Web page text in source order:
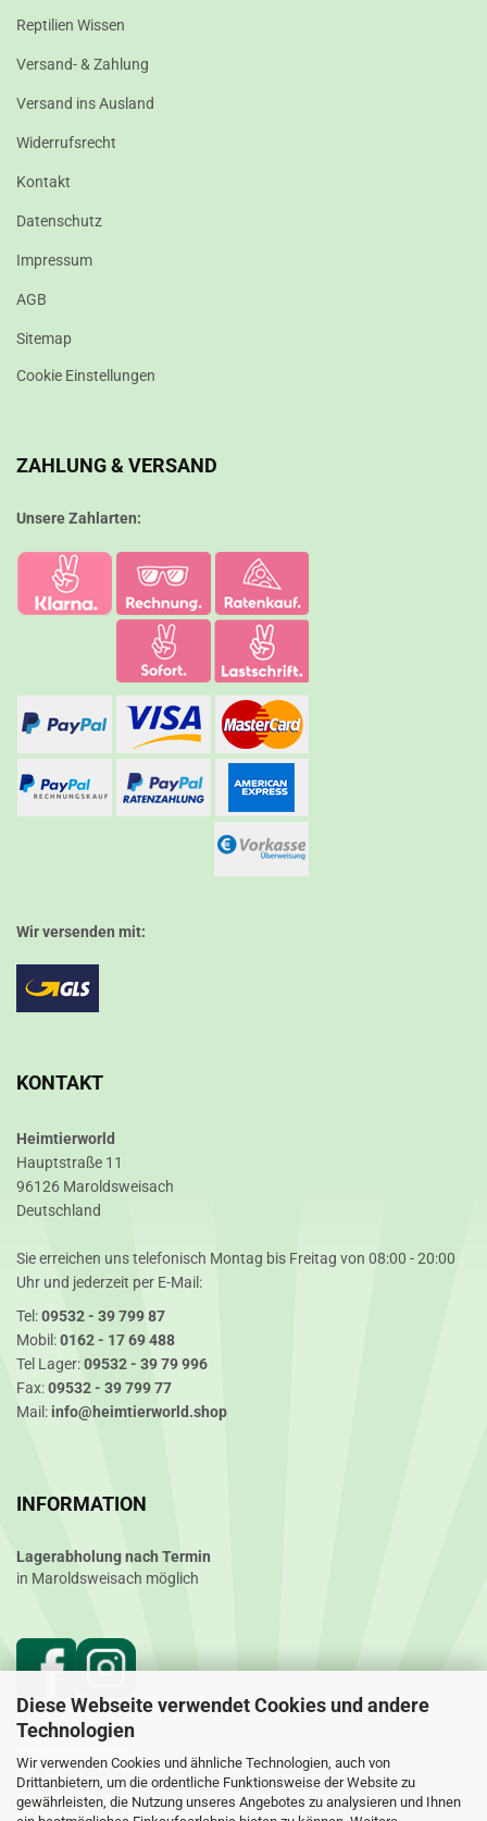
Diese Webseite verwendet Cookies und andere
Technologien
Wir verwenden Cookies und ähnliche Technologien, auch von
Drittanbietern, um die ordentliche Funktionsweise der Website zu
gewährleisten, die Nutzung unseres Angebotes zu analysieren und Ihnen
Reptilien Wissen
Versand- & Zahlung
Versand ins Ausland
Widerrufsrecht
Kontakt
Datenschutz
Impressum
AGB
Sitemap
Cookie Einstellungen
ZAHLUNG & VERSAND
Unsere Zahlarten:
Wir versenden mit:
KONTAKT
Heimtierworld
Hauptstraße 11
96126 Maroldsweisach
Deutschland
Sie erreichen uns telefonisch Montag bis Freitag von 08:00 - 20:00
Uhr und jederzeit per E-Mail:
Tel:09532 - 39 799 87
Mobil:0162 - 17 69 488
Tel Lager:09532 - 39 79 996
Fax:09532 - 39 799 77
Mail: info@heimtierworld.shop
INFORMATION
Lagerabholung nach Termin
in Maroldsweisach möglich